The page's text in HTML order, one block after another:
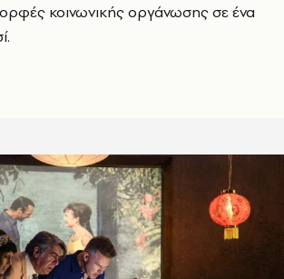
κοινωνικής οργάνωσης σε ένα